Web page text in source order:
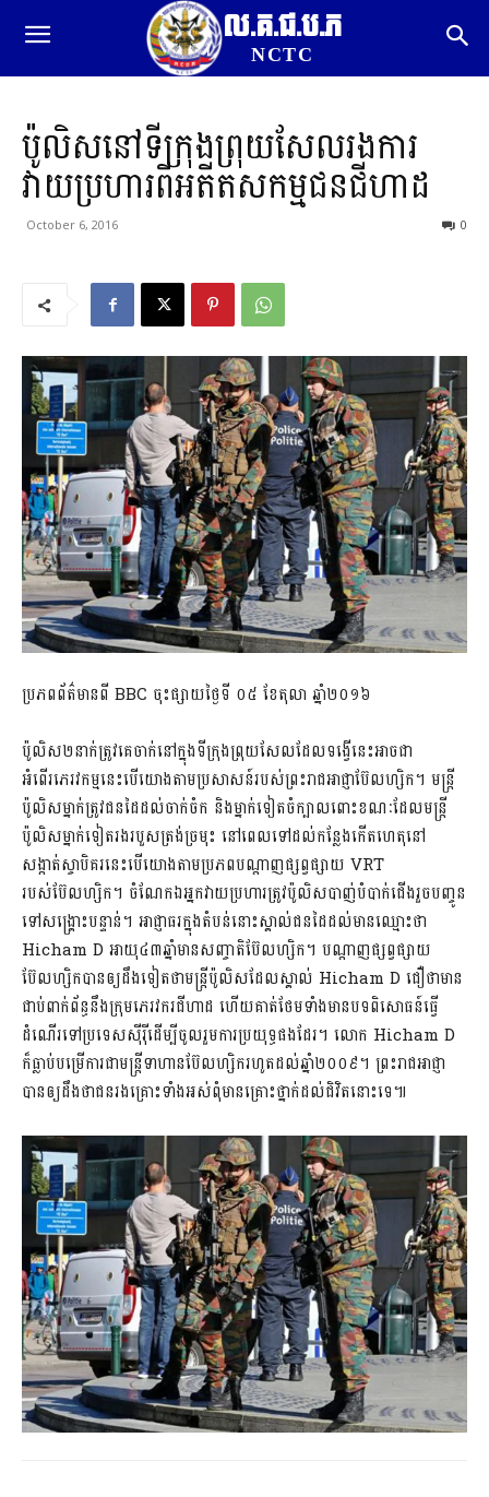
ល.គ.ជ.ប.ភ
NCTC
ប៉ូលិសនៅទីក្រុងព្រុយសែលរងការ
វាយប្រហារពីអតីតសកម្មជនជីហាដ
October 6, 2016 0
ប្រភពព័ត៌មានពី BBC ចុះផ្សាយថ្ងៃទី ០៥ ខែតុលា ឆ្នាំ២០១៦
ប៉ូលិស២នាក់ត្រូវគេចាក់នៅក្នុងទីក្រុងព្រុយសែលដែលទង្វើនេះអាចជា
អំពើរភេរវកម្មនេះបើយោងតាមប្រសាសន៍របស់ព្រះរាជអាជ្ញាប៊ែលហ្សិក។ មន្រ្តី
ប៉ូលិសម្នាក់ត្រូវជនដៃដល់ចាក់ចំក និងម្នាក់ទៀតចំក្បាលពោះខណៈដែលមន្រ្តី
ប៉ូលិសម្នាក់ទៀតរងរបួសត្រង់ច្រមុះ នៅពេលទៅដល់កន្លែងកើតហេតុនៅ
សង្កាត់ស្ចាបិគរនេះបើយោងតាមប្រភពបណ្តាញផ្សព្វផ្សាយ VRT
របស់ប៊ែលហ្សិក។ ចំណែកឯអ្នកវាយប្រហារត្រូវប៉ូលិសបាញ់បំបាក់ជើងរួចបញ្ចូន
ទៅសង្គ្រោះបន្ទាន់។ អាជ្ញាធរក្នុងតំបន់នោះស្គាល់ជនដៃដល់មានឈ្មោះថា
Hicham D អាយុ៤៣ឆ្នាំមានសញ្ចាតិប៊ែលហ្សិក។ បណ្តាញផ្សព្វផ្សាយ
ប៊ែលហ្សិកបានឲ្យដឹងទៀតថាមន្រ្តីប៉ូលិសដែលស្គាល់ Hicham D ជឿថាមាន
ជាប់ពាក់ព័ន្ធនឹងក្រុមភេរវករជីហាដ ហើយគាត់ថែមទាំងមានបទពិសោធន៍ធ្វើ
ដំណើរទៅប្រទេសស៊ីរ៉ីដើម្បីចូលរួមការប្រយុទ្ធផងដែរ។ លោក Hicham D
ក៏ធ្លាប់បម្រើការជាមន្រ្តីទាហានប៊ែលហ្សិករហូតដល់ឆ្នាំ២០០៩។ ព្រះរាជអាជ្ញា
បានឲ្យដឹងថាជនរងគ្រោះទាំងអស់ពុំមានគ្រោះថ្នាក់ដល់ជិវិតនោះទេ៕